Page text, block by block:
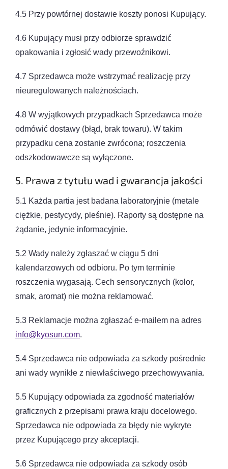
4.5 Przy powtórnej dostawie koszty ponosi Kupujący.
4.6 Kupujący musi przy odbiorze sprawdzić
opakowania i zgłosić wady przewoźnikowi.
4.7 Sprzedawca może wstrzymać realizację przy
nieuregulowanych należnościach.
4.8 W wyjątkowych przypadkach Sprzedawca może
odmówić dostawy (błąd, brak towaru). W takim
przypadku cena zostanie zwrócona; roszczenia
odszkodowawcze są wyłączone.
5. Prawa z tytułu wad i gwarancja jakości
5.1 Każda partia jest badana laboratoryjnie (metale
ciężkie, pestycydy, pleśnie). Raporty są dostępne na
żądanie, jedynie informacyjnie.
5.2 Wady należy zgłaszać w ciągu 5 dni
kalendarzowych od odbioru. Po tym terminie
roszczenia wygasają. Cech sensorycznych (kolor,
smak, aromat) nie można reklamować.
5.3 Reklamacje można zgłaszać e-mailem na adres
info@kyosun.com.
5.4 Sprzedawca nie odpowiada za szkody pośrednie
ani wady wynikłe z niewłaściwego przechowywania.
5.5 Kupujący odpowiada za zgodność materiałów
graficznych z przepisami prawa kraju docelowego.
Sprzedawca nie odpowiada za błędy nie wykryte
przez Kupującego przy akceptacji.
5.6 Sprzedawca nie odpowiada za szkody osób